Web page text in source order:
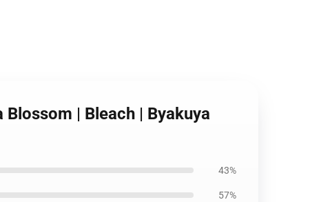
| Bleach | Byakuya
43%
57%